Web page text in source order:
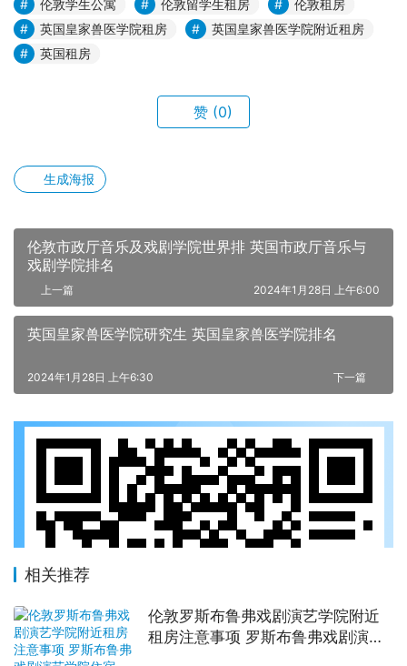
伦敦学生公寓 伦敦留学生租房
伦敦租房
英国皇家兽医学院租房
英国皇家兽医学院附近租房
英国租房
赞 (0)
生成海报
伦敦市政厅音乐及戏剧学院世界排 英国市政厅音乐与
戏剧学院排名
上一篇 2024年1月28日 上午6:00
英国皇家兽医学院研究生 英国皇家兽医学院排名
下一篇
2024年1月28日 上午6:30
相关推荐
伦敦罗斯布鲁弗戏剧演艺学院附近
租房注意事项 罗斯布鲁弗戏剧演艺